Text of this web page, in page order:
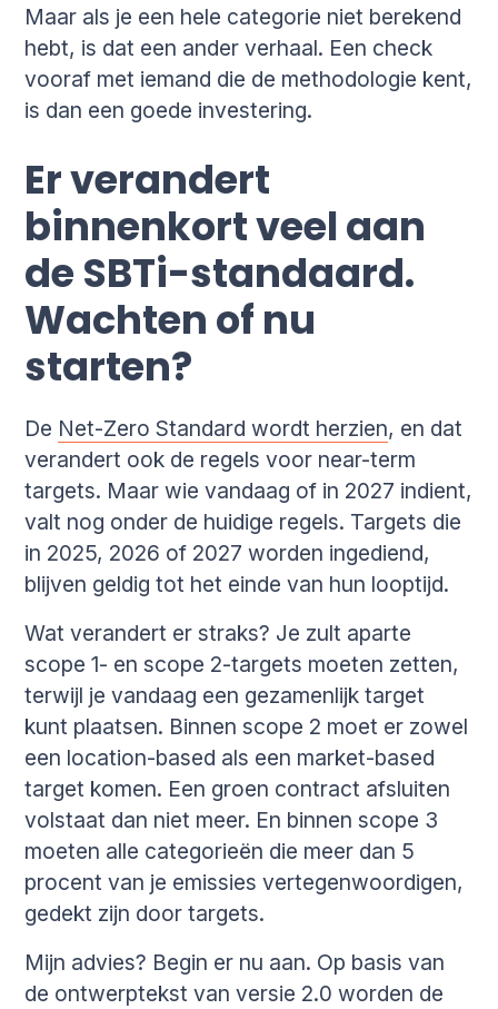
Maar als je een hele categorie niet berekend
hebt, is dat een ander verhaal. Een check
vooraf met iemand die de methodologie kent,
is dan een goede investering.
Er verandert
binnenkort veel aan
de SBTi-standaard.
Wachten of nu
starten?
De Net-Zero Standard wordt herzien, en dat
verandert ook de regels voor near-term
targets. Maar wie vandaag of in 2027 indient,
valt nog onder de huidige regels. Targets die
in 2025, 2026 of 2027 worden ingediend,
blijven geldig tot het einde van hun looptijd.
Wat verandert er straks? Je zult aparte
scope 1- en scope 2-targets moeten zetten,
terwijl je vandaag een gezamenlijk target
kunt plaatsen. Binnen scope 2 moet er zowel
een location-based als een market-based
target komen. Een groen contract afsluiten
volstaat dan niet meer. En binnen scope 3
moeten alle categorieën die meer dan 5
procent van je emissies vertegenwoordigen,
gedekt zijn door targets.
Mijn advies? Begin er nu aan. Op basis van
de ontwerptekst van versie 2.0 worden de